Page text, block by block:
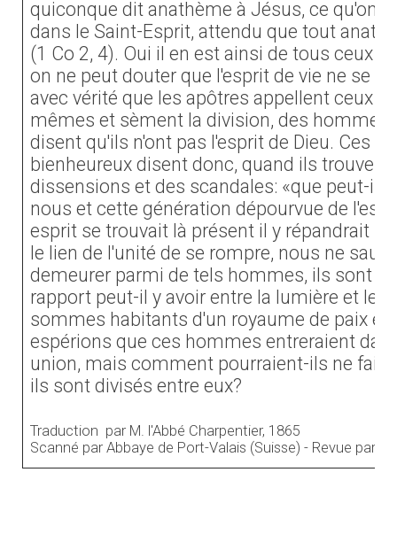
quiconque dit anathème à Jésus, ce qu'on
dans le Saint-Esprit, attendu que tout
(1 Co 2, 4). Oui il en est ainsi de tous ceux
on ne peut douter que l'esprit de vie ne se
avec vérité que les apôtres appellent ceux
mêmes et sèment la division, des hommes
disent qu'ils n'ont pas l'esprit de Dieu. Ces
bienheureux disent donc, quand ils
dissensions et des scandales: «que peut-il
nous et cette génération dépourvue de
esprit se trouvait là présent il y répandrait
le lien de l'unité de se rompre, nous ne
demeurer parmi de tels hommes, ils sont
rapport peut-il y avoir entre la lumière et les
sommes habitants d'un royaume de paix et
espérions que ces hommes entreraient
union, mais comment pourraient-ils ne
ils sont divisés entre eux?
Traduction par M. l'Abbé Charpentier, 1865
Scanné par Abbaye de Port-Valais (Suisse) - Revue par